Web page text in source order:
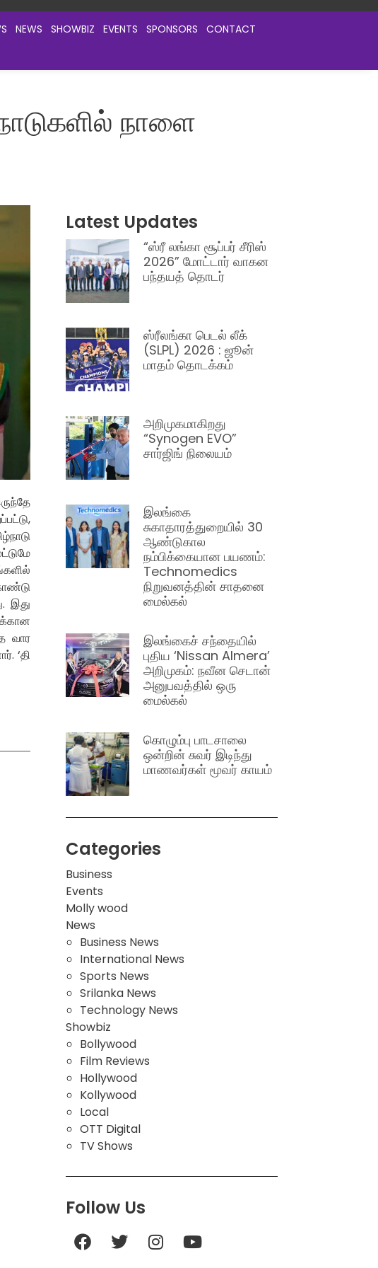
NEWS SHOWBIZ EVENTS SPONSORS CONTACT
நாளை
இது
வார
‘தி
Latest Updates
“ஸ்ரீ லங்கா சூப்பர் சீரிஸ்
2026” மோட்டார் வாகன
பந்தயத் தொடர்
ஸ்ரீலங்கா பெடல் லீக்
(SLPL) 2026 : ஜூன்
மாதம் தொடக்கம்
அறிமுகமாகிறது
“Synogen EVO”
சார்ஜிங் நிலையம்
இலங்கை
சுகாதாரத்துறையில் 30
ஆண்டுகால
நம்பிக்கையான பயணம்:
Technomedics
நிறுவனத்தின் சாதனை
மைல்கல்
இலங்கைச் சந்தையில்
புதிய ‘Nissan Almera’
அறிமுகம்: நவீன செடான்
அனுபவத்தில் ஒரு
மைல்கல்
கொழும்பு பாடசாலை
ஒன்றின் சுவர் இடிந்து
மாணவர்கள் மூவர் காயம்
Categories
Business
Events
Molly wood
News
Business News
International News
Sports News
Srilanka News
Technology News
Showbiz
Bollywood
Film Reviews
Hollywood
Kollywood
Local
OTT Digital
TV Shows
Follow Us